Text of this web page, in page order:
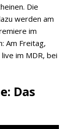
Die
werden am
im
Am Freitag,
im MDR, bei
Das